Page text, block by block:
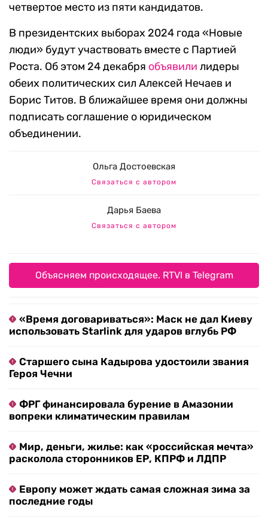
четвертое место из пяти кандидатов.
В президентских выборах 2024 года «Новые
люди» будут участвовать вместе с Партией
Роста. Об этом 24 декабря объявили лидеры
обеих политических сил Алексей Нечаев и
Борис Титов. В ближайшее время они должны
подписать соглашение о юридическом
объединении.
Ольга Достоевская
Связаться с автором
Дарья Баева
Связаться с автором
Объясняем происходящее. RTVI в Telegram
«Время договариваться»: Маск не дал Киеву
использовать Starlink для ударов вглубь РФ
Старшего сына Кадырова удостоили звания
Героя Чечни
ФРГ финансировала бурение в Амазонии
вопреки климатическим правилам
Мир, деньги, жилье: как «российская мечта»
расколола сторонников ЕР, КПРФ и ЛДПР
Европу может ждать самая сложная зима за
последние годы